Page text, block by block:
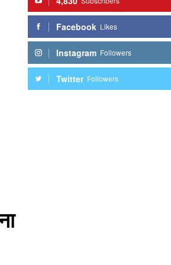
Facebook Likes
Instagram Followers
Twitter Followers